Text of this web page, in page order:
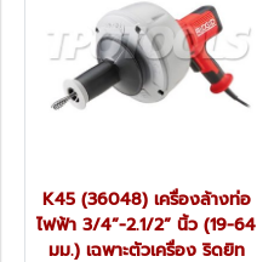
K45 (36048) เครื่องล้างท่อ
ไฟฟ้า 3/4”-2.1/2” นิ้ว (19-64
มม.) เฉพาะตัวเครื่อง ริดยิท